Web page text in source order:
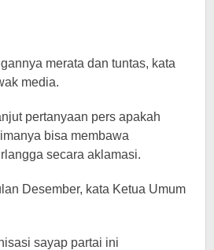
merata dan tuntas, kata
media.
pertanyaan pers apakah
bisa membawa
secara aklamasi.
Desember, kata Ketua Umum
sayap partai ini